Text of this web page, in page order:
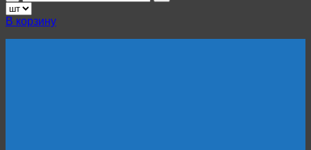
товара
Продольно-
гнутый
профнастил
В корзину